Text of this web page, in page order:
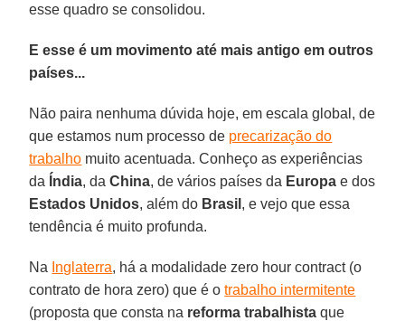
esse quadro se consolidou.
E esse é um movimento até mais antigo em outros
países...
Não paira nenhuma dúvida hoje, em escala global, de
que estamos num processo de precarização do
trabalho muito acentuada. Conheço as experiências
da Índia, daChina, de vários países da Europa e dos
Estados Unidos, além do Brasil , e vejo que essa
tendência é muito profunda.
Na Inglaterra, há a modalidade zero hour contract (o
contrato de hora zero) que é otrabalho intermitente
(proposta que consta na reforma trabalhista que